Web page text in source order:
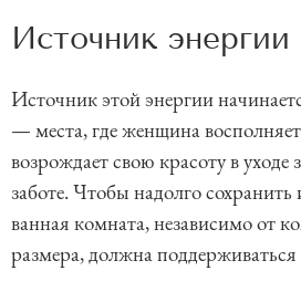
Источник энергии
Источник этой энергии
— места, где женщина
возрождает свою красоту в уходе
заботе. Чтобы надолго
ванная комната, независимо от
размера, должна поддерживаться